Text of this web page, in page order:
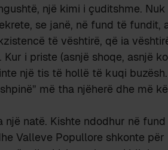
një kimi i çuditshme.
se janë, në fund të fundit,
të vështirë, që ia
i priste (asnjë shoqe, asnjë
një tis të hollë të kuqi buzësh.
më tha njëherë dhe më
një natë. Kishte ndodhur në
Valleve Popullore shkonte për